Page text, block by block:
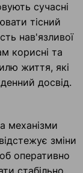
сучасні
тісний
нав'язливої
корисні та
життя, які
досвід.
механізми
зміни
оперативно